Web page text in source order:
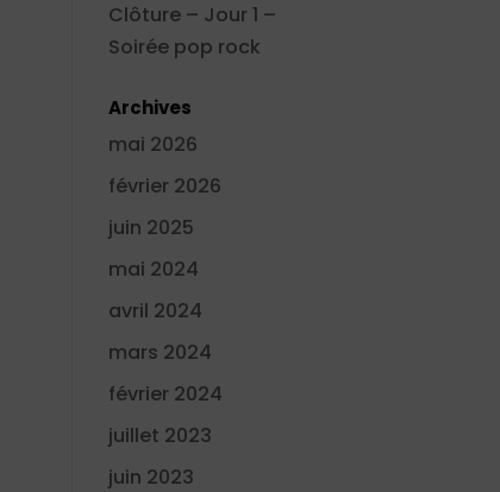
Clôture – Jour 1 –
Soirée pop rock
Archives
mai 2026
février 2026
juin 2025
mai 2024
avril 2024
mars 2024
février 2024
juillet 2023
juin 2023